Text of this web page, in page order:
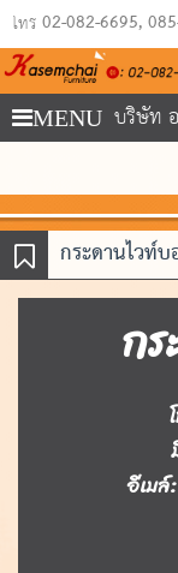
โทร 02-082-6695
MENU บริษัท
กระดานไวท์บ
ก
อีเม